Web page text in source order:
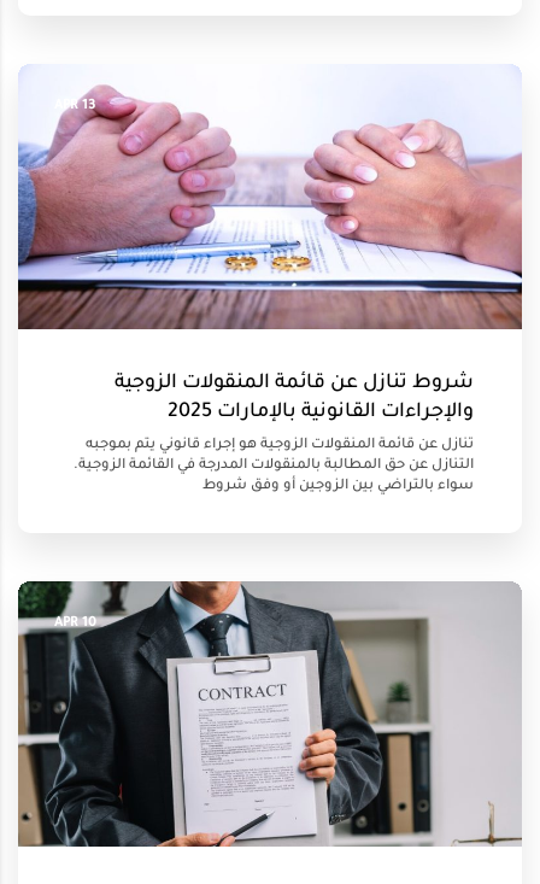
13 APR
شروط تنازل عن قائمة المنقولات الزوجية
والإجراءات القانونية بالإمارات 2025
تنازل عن قائمة المنقولات الزوجية هو إجراء قانوني يتم بموجبه
التنازل عن حق المطالبة بالمنقولات المدرجة في القائمة الزوجية.
سواء بالتراضي بين الزوجين أو وفق شروط
10 APR